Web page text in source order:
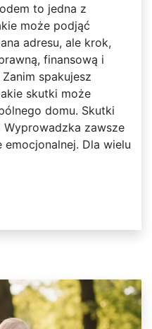
to jedna z
może podjąć
adresu, ale krok,
finansową i
spakujesz
skutki może
domu. Skutki
zawsze
Dla wielu